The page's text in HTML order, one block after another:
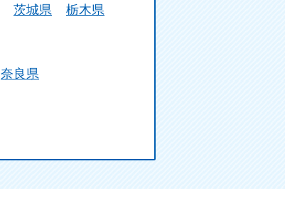
茨城県 栃木県
奈良県